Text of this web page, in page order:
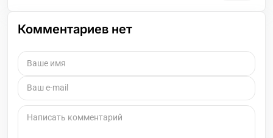
Комментариев нет